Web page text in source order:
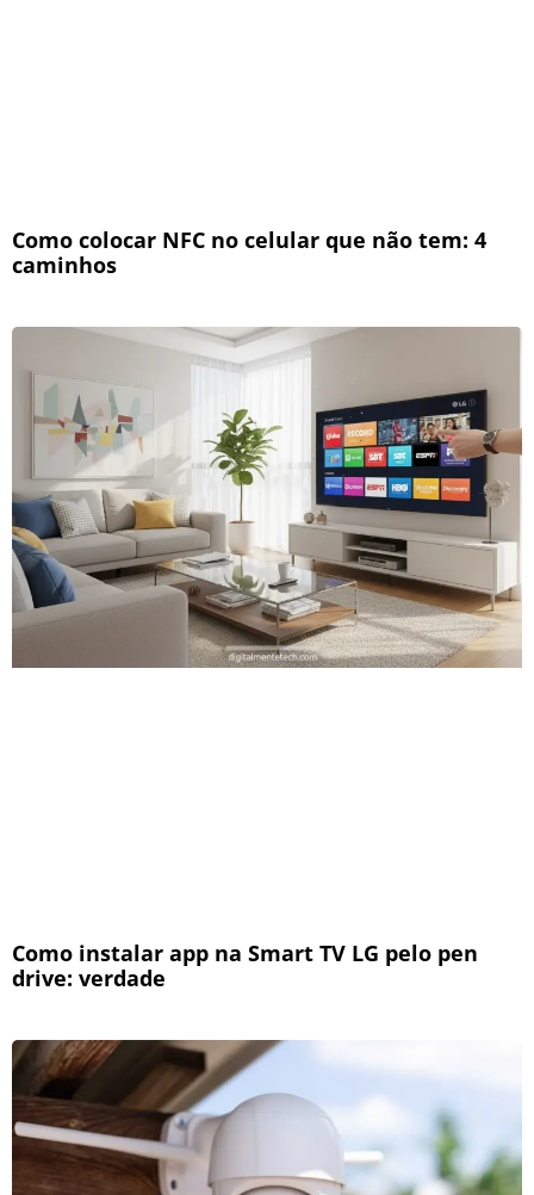
Como colocar NFC no celular que não tem: 4
caminhos
Como instalar app na Smart TV LG pelo pen
drive: verdade